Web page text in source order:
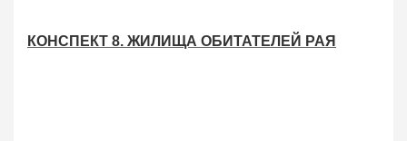
КОНСПЕКТ 8. ЖИЛИЩА ОБИТАТЕЛЕЙ РАЯ